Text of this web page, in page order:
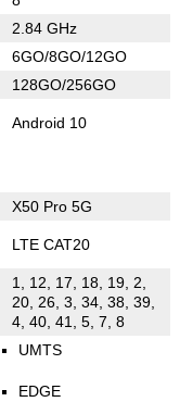
2.84 GHz
6GO/8GO/12GO
128GO/256GO
Android 10
X50 Pro 5G
LTE CAT20
1, 12, 17, 18, 19, 2,
20, 26, 3, 34, 38, 39,
4, 40, 41, 5, 7, 8
UMTS
EDGE